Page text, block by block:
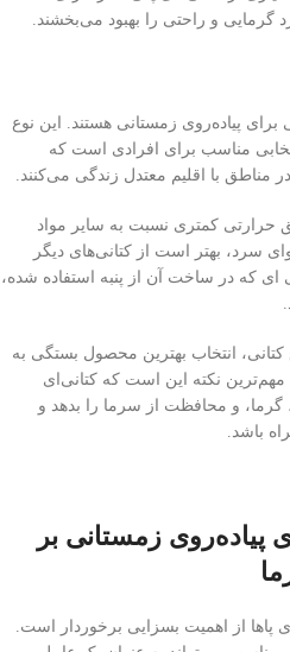
گرمایی و راحتی را بهبود می‌بخشند.
برای پیاده‌روی زمستانی هستند. این نوع
مناسب برای افرادی است که
مناطق با اقلیم معتدل زندگی می‌کنند.
حرارتی کمتری نسبت به سایر مواد
سرد، بهتر است از کتانی‌های دیگر
ای که در ساخت آن از پنبه استفاده شده،
کتانی، انتخاب بهترین محصول بستگی به
نکته این است که کتانی‌ای
و محافظت از سرما را بدهد و
باشد.
پیاده‌روی زمستانی بر
از اهمیت بسزایی برخوردار است.